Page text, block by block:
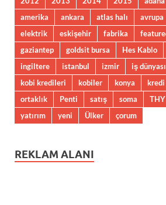
amerika
ankara atlas halı avrupa
elektrik
eskişehir fabrika
gaziantep
goldsit bursa Hes Kablo
ingiltere
istanbul izmir iş dünyası
kobi kredileri
kobiler konya kredi
ortaklık
Penti satış soma THY
yatırım
yeni Ülker çorum
REKLAM ALANI